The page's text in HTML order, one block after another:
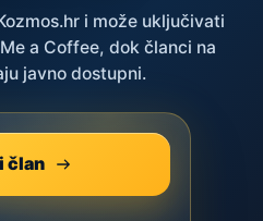
i može uključivati
a Coffee, dok članci na
javno dostupni.
član